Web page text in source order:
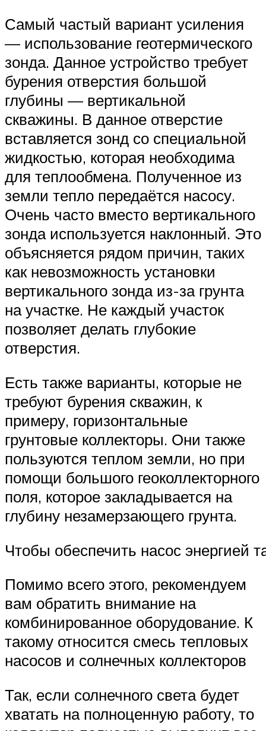
Самый частый вариант усиления
— использование геотермического
зонда. Данное устройство требует
бурения отверстия большой
глубины — вертикальной
скважины. В данное отверстие
вставляется зонд со специальной
жидкостью, которая необходима
для теплообмена. Полученное из
земли тепло передаётся насосу.
Очень часто вместо вертикального
зонда используется наклонный. Это
объясняется рядом причин, таких
как невозможность установки
вертикального зонда из-за грунта
на участке. Не каждый участок
позволяет делать глубокие
отверстия.
Есть также варианты, которые не
требуют бурения скважин, к
примеру, горизонтальные
грунтовые коллекторы. Они также
пользуются теплом земли, но при
помощи большого геоколлекторного
поля, которое закладывается на
глубину незамерзающего грунта.
Чтобы обеспечить насос энергией
Помимо всего этого, рекомендуем
вам обратить внимание на
комбинированное оборудование. К
такому относится смесь тепловых
насосов и солнечных коллекторов
Так, если солнечного света будет
хватать на полноценную работу, то